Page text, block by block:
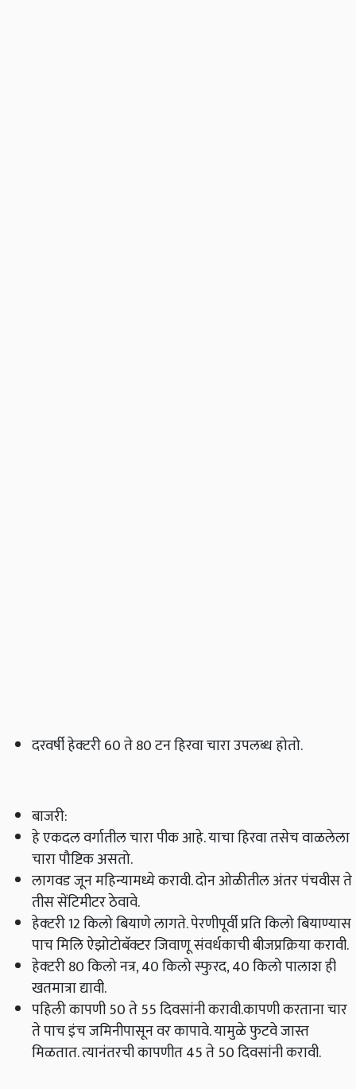
दरवर्षी हेक्‍टरी 60 ते 80 टन हिरवा चारा उपलब्ध होतो.
बाजरी:
हे एकदल वर्गातील चारा पीक आहे. याचा हिरवा तसेच वाळलेला
चारा पौष्टिक असतो.
लागवड जून महिन्यामध्ये करावी. दोन ओळीतील अंतर पंचवीस ते
तीस सेंटिमीटर ठेवावे.
हेक्‍टरी 12 किलो बियाणे लागते. पेरणीपूर्वी प्रति किलो बियाण्यास
पाच मिलि ऐझोटोबॅक्टर जिवाणू संवर्धकाची बीजप्रक्रिया करावी.
हेक्‍टरी 80 किलो नत्र, 40 किलो स्फुरद, 40 किलो पालाश ही
खतमात्रा द्यावी.
पहिली कापणी 50 ते 55 दिवसांनी करावी.कापणी करताना चार
ते पाच इंच जमिनीपासून वर कापावे. यामुळे फुटवे जास्त
मिळतात. त्यानंतरची कापणीत 45 ते 50 दिवसांनी करावी.